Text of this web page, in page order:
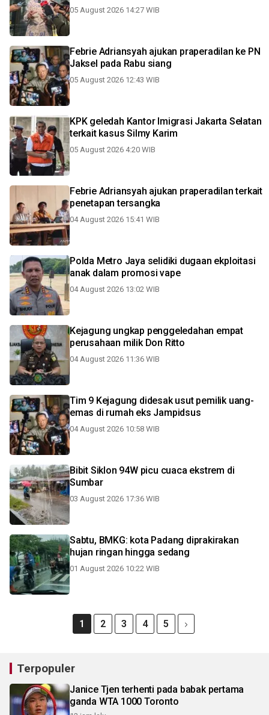
05 August 2026 14:27 WIB
Febrie Adriansyah ajukan praperadilan ke PN
Jaksel pada Rabu siang
05 August 2026 12:43 WIB
KPK geledah Kantor Imigrasi Jakarta Selatan
terkait kasus Silmy Karim
05 August 2026 4:20 WIB
Febrie Adriansyah ajukan praperadilan terkait
penetapan tersangka
04 August 2026 15:41 WIB
Polda Metro Jaya selidiki dugaan ekploitasi
anak dalam promosi vape
04 August 2026 13:02 WIB
Kejagung ungkap penggeledahan empat
perusahaan milik Don Ritto
04 August 2026 11:36 WIB
Tim 9 Kejagung didesak usut pemilik uang-
emas di rumah eks Jampidsus
04 August 2026 10:58 WIB
Bibit Siklon 94W picu cuaca ekstrem di
Sumbar
03 August 2026 17:36 WIB
Sabtu, BMKG: kota Padang diprakirakan
hujan ringan hingga sedang
01 August 2026 10:22 WIB
1 2 3 4 5
Terpopuler
Janice Tjen terhenti pada babak pertama
ganda WTA 1000 Toronto